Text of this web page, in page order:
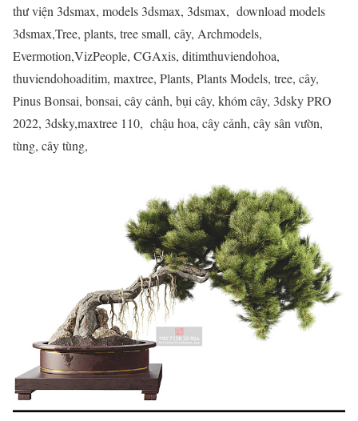
thư viện 3dsmax, models 3dsmax, 3dsmax, download models
3dsmax,Tree, plants, tree small, cây, Archmodels,
Evermotion,VizPeople, CGAxis, ditimthuviendohoa,
thuviendohoaditim, maxtree, Plants, Plants Models, tree, cây,
Pinus Bonsai, bonsai, cây cảnh, bụi cây, khóm cây, 3dsky PRO
2022, 3dsky,maxtree 110, chậu hoa, cây cảnh, cây sân vườn,
tùng, cây tùng,